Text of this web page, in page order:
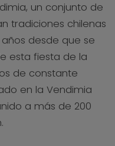
un conjunto de
tradiciones chilenas
desde que se
esta fiesta de la
de constante
en la Vendimia
a más de 200